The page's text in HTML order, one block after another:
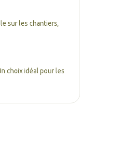
sur les chantiers,
choix idéal pour les